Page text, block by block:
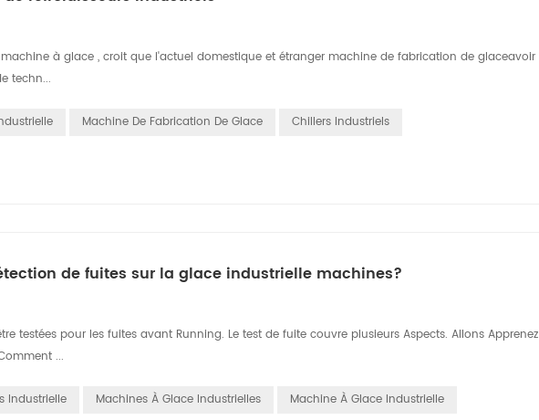
machine à glace , croit que l'actuel domestique et étranger machine de fabrication de glaceavoir
techn...
Machine De Fabrication De Glace Chillers Industriels
de fuites sur la glace industrielle machines?
testées pour les fuites avant Running. Le test de fuite couvre plusieurs Aspects. Allons
...
Industrielle Machines À Glace Industrielles Machine À Glace Industrielle